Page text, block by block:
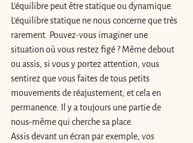
L'équilibre peut être statique ou dynamique.
L'équilibre statique ne nous concerne que très
rarement. Pouvez-vous imaginer une
situation où vous restez figé ? Même debout
ou assis, si vous y portez attention, vous
sentirez que vous faites de tous petits
mouvements de réajustement, et cela en
permanence. Il y a toujours une partie de
nous-même qui cherche sa place.
Assis devant un écran par exemple, vos